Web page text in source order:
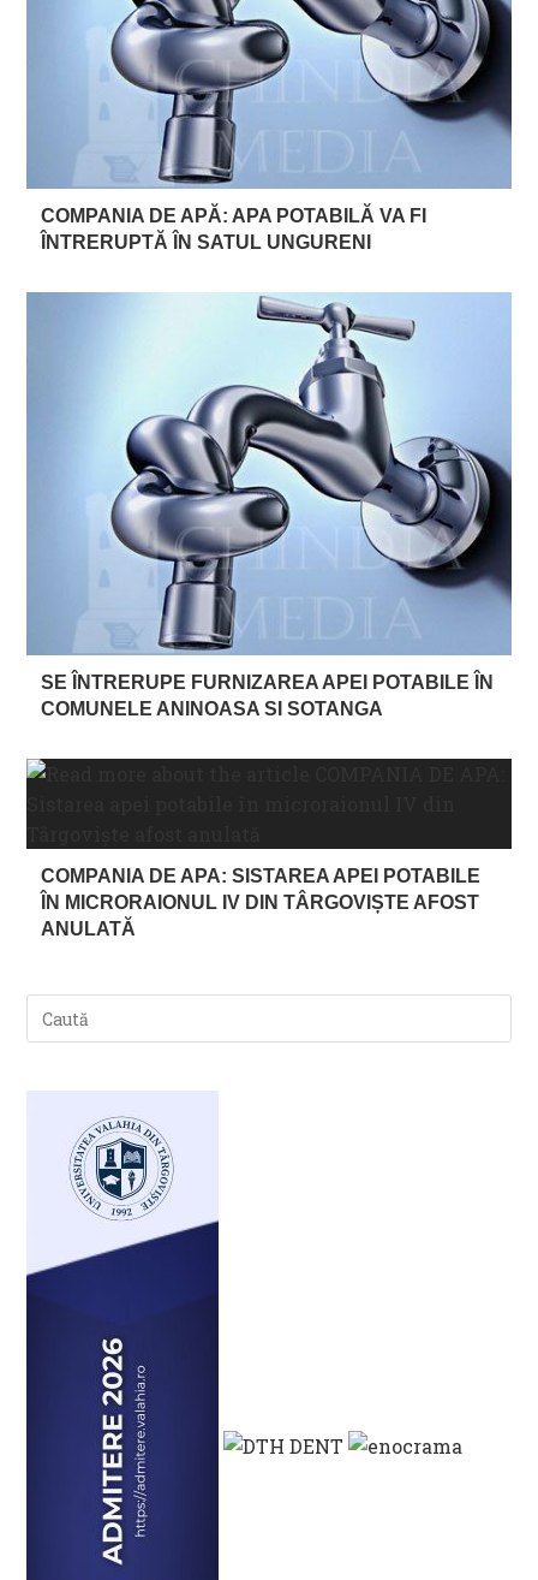
COMPANIA DE APĂ: APA POTABILĂ VA FI
ÎNTRERUPTĂ ÎN SATUL UNGURENI
SE ÎNTRERUPE FURNIZAREA APEI POTABILE ÎN
COMUNELE ANINOASA SI SOTANGA
COMPANIA DE APA: SISTAREA APEI POTABILE
ÎN MICRORAIONUL IV DIN TÂRGOVIȘTE AFOST
ANULATĂ